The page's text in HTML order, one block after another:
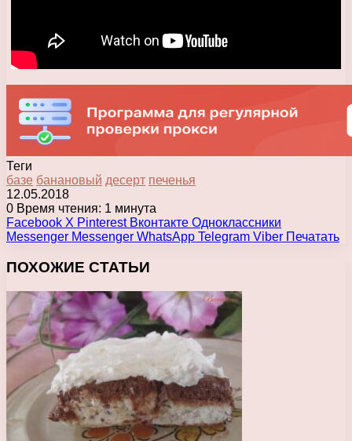
Теги
базе банановый десерт печенья
12.05.2018
0 Время чтения: 1 минута
Facebook X Pinterest Вконтакте Одноклассники
Messenger Messenger WhatsApp Telegram Viber Печатать
ПОХОЖИЕ СТАТЬИ